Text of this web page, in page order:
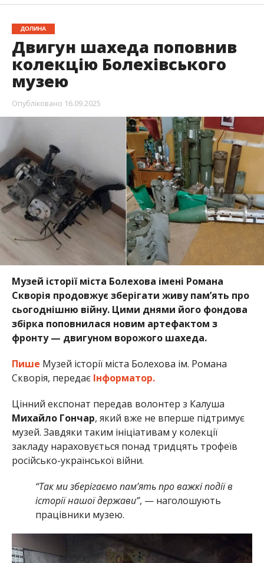
ДОЛИНА
Двигун шахеда поповнив
колекцію Болехівського
музею
Опубліковано 16.09.2025
Музей історії міста Болехова імені Романа
Скворія продовжує зберігати живу пам’ять про
сьогоднішню війну. Цими днями його фондова
збірка поповнилася новим артефактом з
фронту — двигуном ворожого шахеда.
Пише Музей історії міста Болехова ім. Романа
Скворія, передає Інформатор.
Цінний експонат передав волонтер з Калуша
Михайло Гончар, який вже не вперше підтримує
музей. Завдяки таким ініціативам у колекції
закладу нараховується понад тридцять трофеїв
російсько-української війни.
“Так ми зберігаємо пам’ять про важкі події в
історії нашої держави”, — наголошують
працівники музею.